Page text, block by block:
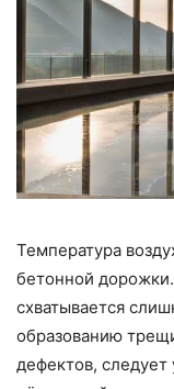
Температура
бетонной
схватывается
образованию
дефектов, следует